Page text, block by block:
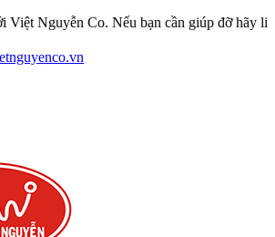
Co. Nếu bạn cần giúp đỡ hãy liên hệ